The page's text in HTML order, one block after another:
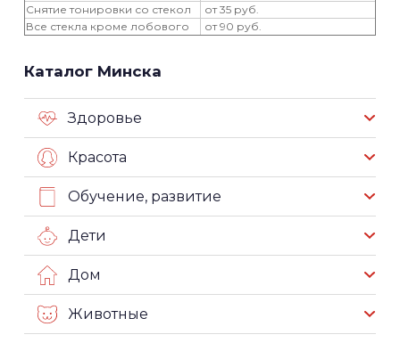
Снятие тонировки со стекол
от 35 руб.
Все стекла кроме лобового
от 90 руб.
Каталог Минска
Здоровье
Красота
Обучение, развитие
Дети
Дом
Животные